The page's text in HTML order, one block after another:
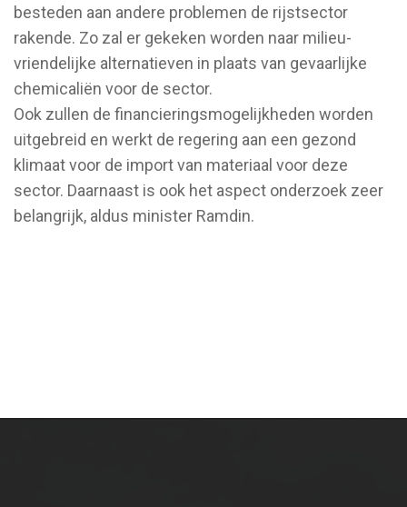
besteden aan andere problemen de rijstsector
rakende. Zo zal er gekeken worden naar milieu-
vriendelijke alternatieven in plaats van gevaarlijke
chemicaliën voor de sector.
Ook zullen de financieringsmogelijkheden worden
uitgebreid en werkt de regering aan een gezond
klimaat voor de import van materiaal voor deze
sector. Daarnaast is ook het aspect onderzoek zeer
belangrijk, aldus minister Ramdin.